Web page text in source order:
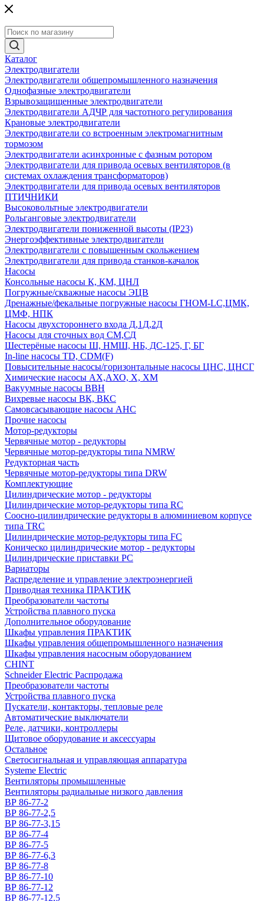
Каталог
Электродвигатели
Электродвигатели общепромышленного назначения
Однофазные электродвигатели
Взрывозащищенные электродвигатели
Электродвигатели АДЧР для частотного регулирования
Крановые электродвигатели
Электродвигатели со встроенным электромагнитным
тормозом
Электродвигатели асинхронные с фазным ротором
Электродвигатели для привода осевых вентиляторов (в
системах охлаждения трансформаторов)
Электродвигатели для привода осевых вентиляторов
ПТИЧНИКИ
Высоковольтные электродвигатели
Рольганговые электродвигатели
Электродвигатели пониженной высоты (IP23)
Энергоэффективные электродвигатели
Электродвигатели с повышенным скольжением
Электродвигатели для привода станков-качалок
Насосы
Консольные насосы К, КМ, ЦНЛ
Погружные/скважные насосы ЭЦВ
Дренажные/фекальные погружные насосы ГНОМ-LC,ЦМК,
ЦМФ, НПК
Насосы двухстороннего входа Д,1Д,2Д
Насосы для сточных вод СМ,СД
Шестерёные насосы Ш, НМШ, НБ, ДС-125, Г, БГ
In-line насосы TD, CDM(F)
Повысительные насосы/горизонтальные насосы ЦНС, ЦНСГ
Химические насосы АХ,АХО, Х, ХМ
Вакуумные насосы ВВН
Вихревые насосы ВК, ВКС
Самовсасывающие насосы АНС
Прочие насосы
Мотор-редукторы
Червячные мотор - редукторы
Червячные мотор-редукторы типа NMRW
Редукторная часть
Червячные мотор-редукторы типа DRW
Комплектующие
Цилиндрические мотор - редукторы
Цилиндрические мотор-редукторы типа RC
Соосно-цилиндрические редукторы в алюминиевом корпусе
типа TRC
Цилиндрические мотор-редукторы типа FC
Коническо цилиндрические мотор - редукторы
Цилиндрические приставки PC
Вариаторы
Распределение и управление электроэнергией
Приводная техника ПРАКТИК
Преобразователи частоты
Устройства плавного пуска
Дополнительное оборудование
Шкафы управления ПРАКТИК
Шкафы управления общепромышленного назначения
Шкафы управления насосным оборудованием
CHINT
Schneider Electric Распродажа
Преобразователи частоты
Устройства плавного пуска
Пускатели, контакторы, тепловые реле
Автоматические выключатели
Реле, датчики, контроллеры
Щитовое оборудование и аксессуары
Остальное
Светосигнальная и управляющая аппаратура
Systeme Electric
Вентиляторы промышленные
Вентиляторы радиальные низкого давления
ВР 86-77-2
ВР 86-77-2,5
ВР 86-77-3,15
ВР 86-77-4
ВР 86-77-5
ВР 86-77-6,3
ВР 86-77-8
ВР 86-77-10
ВР 86-77-12
ВР 86-77-12,5